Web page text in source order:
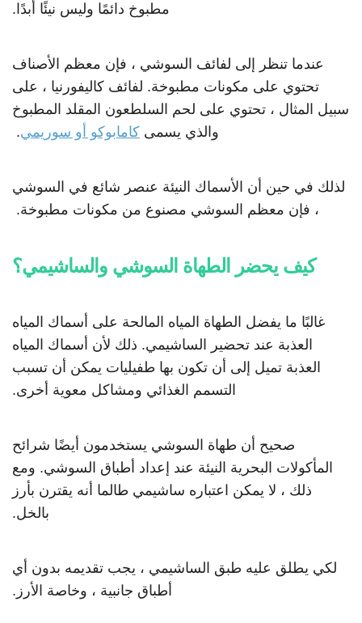
مطبوخ دائمًا وليس نيئًا أبدًا.
عندما تنظر إلى لفائف السوشي ، فإن معظم الأصناف
تحتوي على مكونات مطبوخة. لفائف كاليفورنيا ، على
سبيل المثال ، تحتوي على لحم السلطعون المقلد المطبوخ
والذي يسمى كامابوكو أو سوريمي.
لذلك في حين أن الأسماك النيئة عنصر شائع في السوشي
، فإن معظم السوشي مصنوع من مكونات مطبوخة.
كيف يحضر الطهاة السوشي والساشيمي؟
غالبًا ما يفضل الطهاة المياه المالحة على أسماك المياه
العذبة عند تحضير الساشيمي. ذلك لأن أسماك المياه
العذبة تميل إلى أن تكون بها طفيليات يمكن أن تسبب
التسمم الغذائي ومشاكل معوية أخرى.
صحيح أن طهاة السوشي يستخدمون أيضًا شرائح
المأكولات البحرية النيئة عند إعداد أطباق السوشي. ومع
ذلك ، لا يمكن اعتباره ساشيمي طالما أنه يقترن بأرز
بالخل.
لكي يطلق عليه طبق الساشيمي ، يجب تقديمه بدون أي
أطباق جانبية ، وخاصة الأرز.